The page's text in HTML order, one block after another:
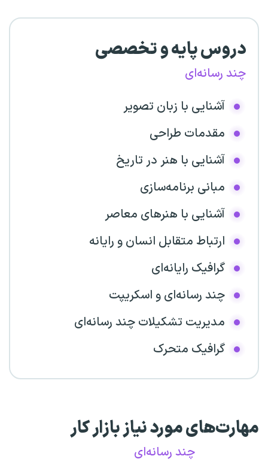
دروس پایه و تخصصی
چند رسانه‌ای
آشنایی با زبان تصویر
مقدمات طراحی
آشنایی با هنر در تاریخ
مبانی برنامه‌سازی
آشنایی با هنرهای معاصر
ارتباط متقابل انسان و رایانه
گرافیک رایانه‌ای
چند رسانه‌ای و اسکریپت
مدیریت تشکیلات چند رسانه‌ای
گرافیک متحرک
مهارت‌های مورد نیاز بازار کار
چند رسانه‌ای